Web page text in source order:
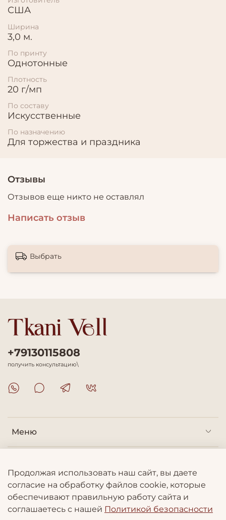
США
Ширина
3,0 м.
По принту
Однотонные
Плотность
20 г/мп
По составу
Искусственные
По назначению
Для торжества и праздника
Отзывы
Отзывов еще никто не оставлял
Написать отзыв
Выбрать
Меню
Информация
+79130115808
получить консультацию\
Продолжая использовать наш сайт, вы даете
согласие на обработку файлов cookie, которые
обеспечивают правильную работу сайта и
соглашаетесь с нашей Политикой безопасности